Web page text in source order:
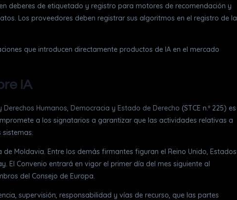
deberes de etiquetado y registro para motores de recomendación y
Los proveedores deben registrar sus algoritmos en el registro de la
que introducen directamente productos de IA en el mercado
IA
Humanos, Democracia y Estado de Derecho (STCE n.º 225) es
a los signatarios a garantizar que las actividades relativas a
de Moldavia. Entre los demás firmantes figuran el Reino Unido, Estados
El Convenio entrará en vigor el primer día del mes siguiente al
del Consejo de Europa.
supervisión, responsabilidad y vías de recurso, que las partes